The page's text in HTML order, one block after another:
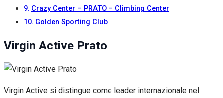
Crazy Center – PRATO – Climbing Center
Golden Sporting Club
Virgin Active Prato
Virgin Active si distingue come leader internazionale nel